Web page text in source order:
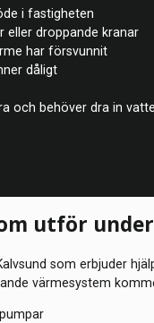
i fastigheten
eller droppande kranar
har försvunnit
dåligt
och behöver dra in
utför
som erbjuder
värmesystem